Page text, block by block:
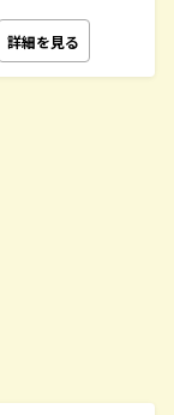
詳細を見る